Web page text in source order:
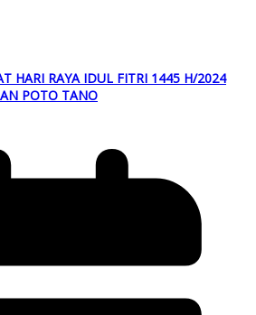
HARI RAYA IDUL FITRI 1445 H/2024
POTO TANO